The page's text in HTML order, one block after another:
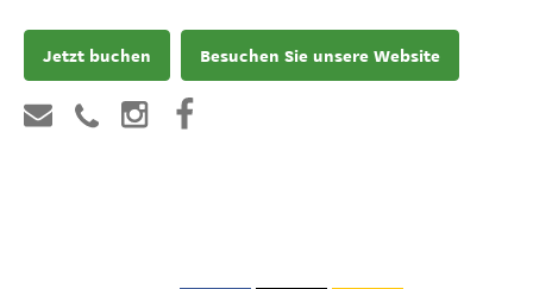
Jetzt buchen Besuchen Sie unsere Website